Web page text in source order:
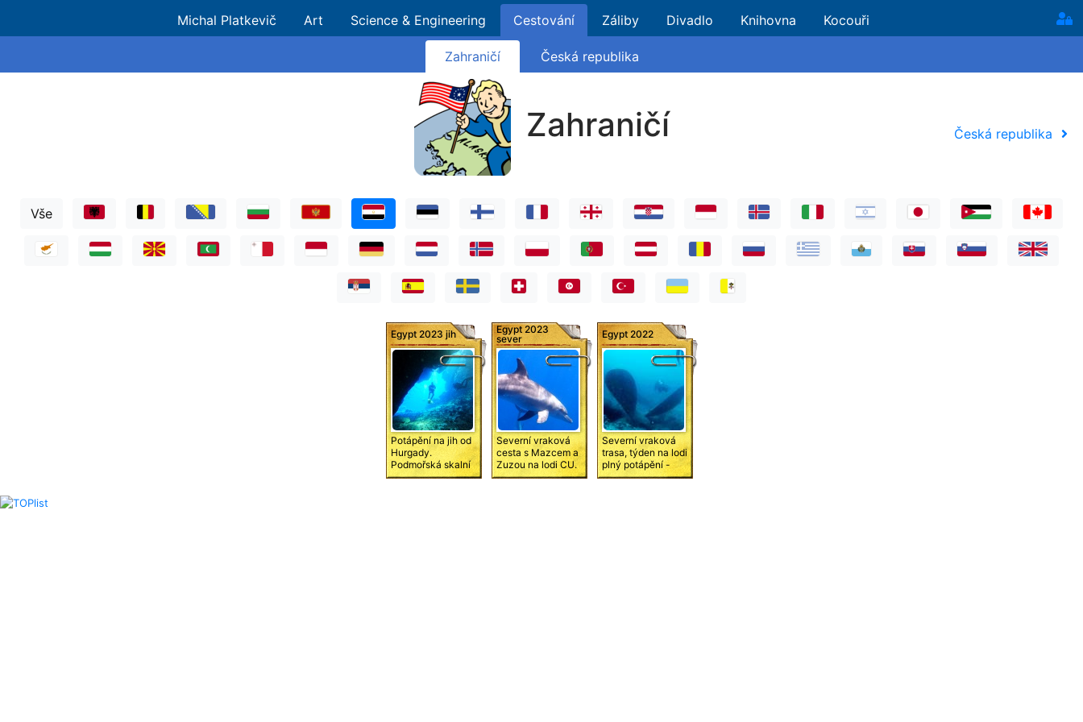
Michal Platkevič Art Science & Engineering Cestování Záliby Divadlo Knihovna Kocouři
Zahraničí Česká republika
Zahraničí Česká republika
Vše
Egypt 2023 jih
Potápění na jih od
Hurgady.
Podmořská skalní
města. Na
Egypt 2023
sever
Severní vraková
cesta s Mazcem a
Zuzou na lodi CU.
SS Thistlegorm,
Egypt 2022
Severní vraková
trasa, týden na lodi
plný potápění -
vraky, korály,